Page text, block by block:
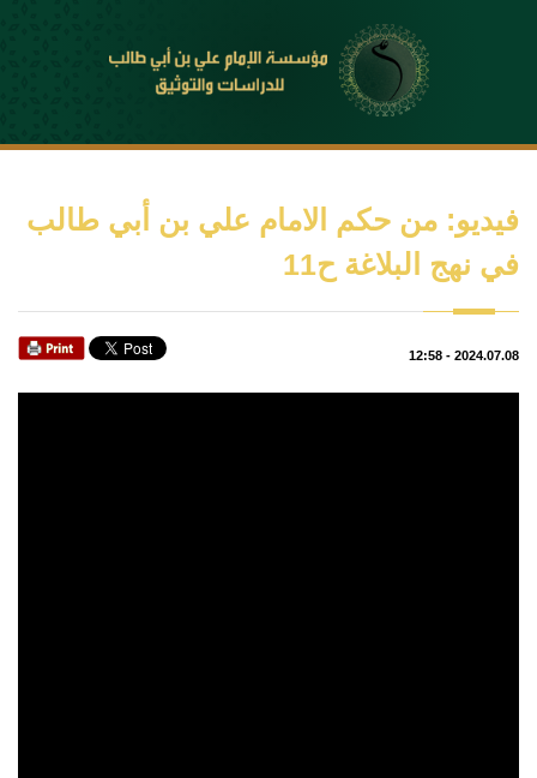
فيديو: من حكم الامام علي بن أبي طالب
في نهج البلاغة ح11
2024.07.08
-
12:58